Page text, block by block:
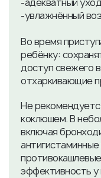
-увлажнённый
Во время
ребёнку:
доступ свежего
отхаркивающие
Не
коклюшем. В
включая
эффективность